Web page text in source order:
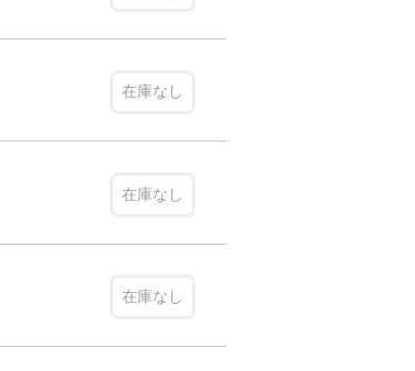
在庫なし
在庫なし
在庫なし